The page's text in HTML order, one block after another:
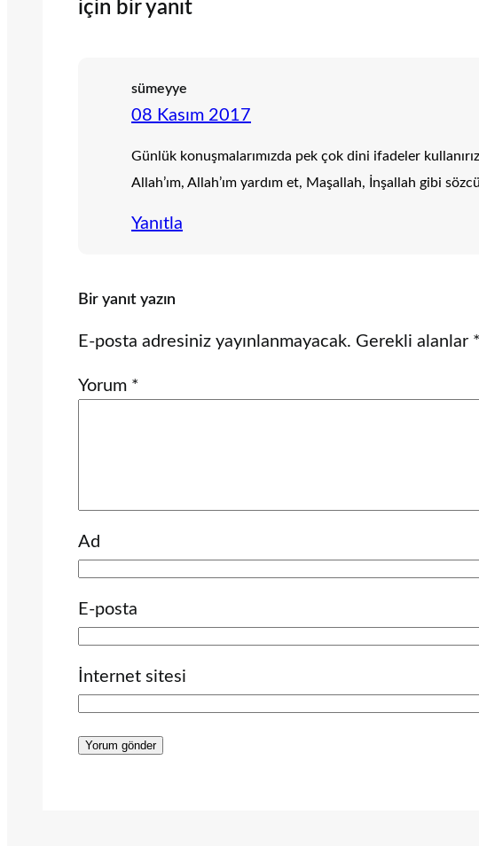
için bir yanıt
sümeyye
08 Kasım 2017
Günlük konuşmalarımızda pek çok dini ifadeler
Allah’ım, Allah’ım yardım et, Maşallah, İnşallah gibi
Yanıtla
Bir yanıt yazın
E-posta adresiniz yayınlanmayacak. Gerekli alanlar *
Yorum *
Ad
E-posta
İnternet sitesi